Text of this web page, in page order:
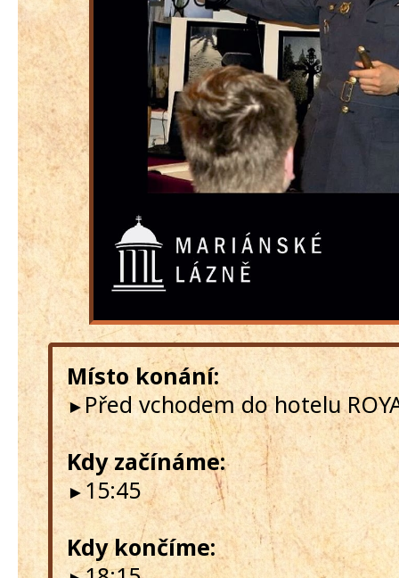
Místo konání:
►Před vchodem do hotelu
Kdy začínáme:
►15:45
Kdy končíme: